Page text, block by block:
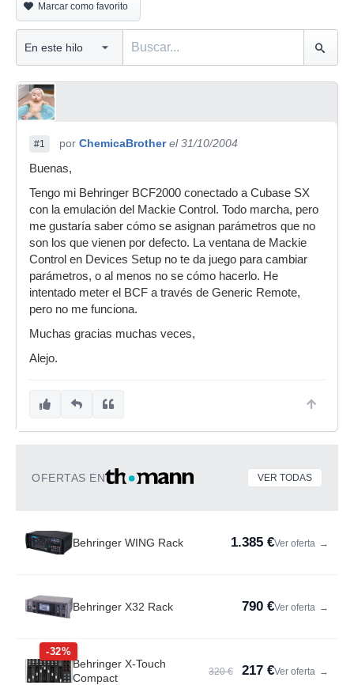
Marcar como favorito
#1 por ChemicaBrother el 31/10/2004
Buenas,
Tengo mi Behringer BCF2000 conectado a Cubase SX
con la emulación del Mackie Control. Todo marcha, pero
me gustaría saber cómo se asignan parámetros que no
son los que vienen por defecto. La ventana de Mackie
Control en Devices Setup no te da juego para cambiar
parámetros, o al menos no se cómo hacerlo. He
intentado meter el BCF a través de Generic Remote,
pero no me funciona.
Muchas gracias muchas veces,
Alejo.
OFERTAS EN VER TODAS
Behringer WING Rack 1.385 €Ver oferta →
Behringer X32 Rack 790 €Ver oferta →
-32%
Behringer X-Touch
Compact
320 € 217 €Ver oferta →